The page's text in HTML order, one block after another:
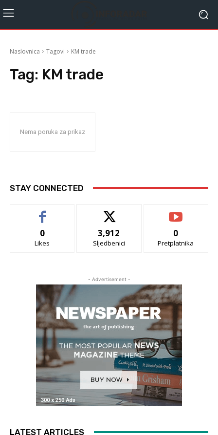
Naslovnica Tagovi KM trade
Tag: KM trade
Nema poruka za prikaz
STAY CONNECTED
0
Likes
3,912
Sljedbenici
0
Pretplatnika
- Advertisement -
LATEST ARTICLES